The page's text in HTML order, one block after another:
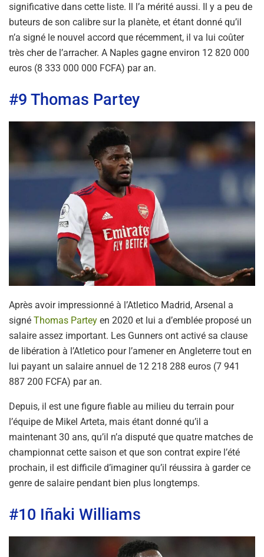
significative dans cette liste. Il l’a mérité aussi. Il y a peu de
buteurs de son calibre sur la planète, et étant donné qu’il
n’a signé le nouvel accord que récemment, il va lui coûter
très cher de l’arracher. A Naples gagne environ 12 820 000
euros (8 333 000 000 FCFA) par an.
#9 Thomas Partey
Après avoir impressionné à l’Atletico Madrid, Arsenal a
signé Thomas Partey en 2020 et lui a d’emblée proposé un
salaire assez important. Les Gunners ont activé sa clause
de libération à l’Atletico pour l’amener en Angleterre tout en
lui payant un salaire annuel de 12 218 288 euros (7 941
887 200 FCFA) par an.
Depuis, il est une figure fiable au milieu du terrain pour
l’équipe de Mikel Arteta, mais étant donné qu’il a
maintenant 30 ans, qu’il n’a disputé que quatre matches de
championnat cette saison et que son contrat expire l’été
prochain, il est difficile d’imaginer qu’il réussira à garder ce
genre de salaire pendant bien plus longtemps.
#10 Iñaki Williams